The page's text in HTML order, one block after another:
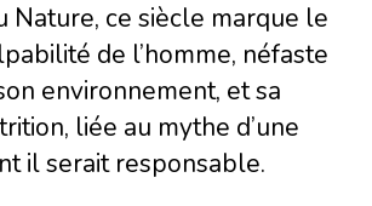
Nature, ce siècle marque le
de l’homme, néfaste
environnement, et sa
liée au mythe d’une
il serait responsable.